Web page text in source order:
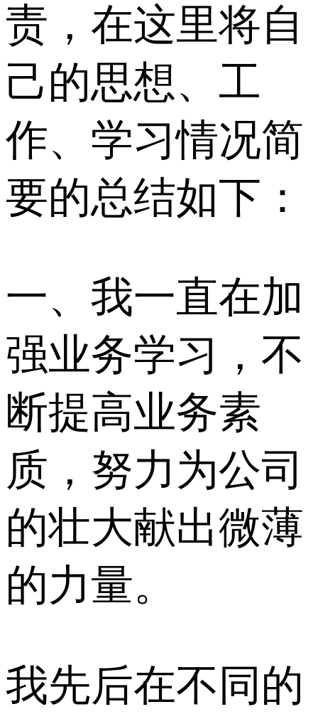
责，在这里将自
己的思想、工
作、学习情况简
要的总结如下：
一、我一直在加
强业务学习，不
断提高业务素
质，努力为公司
的壮大献出微薄
的力量。
我先后在不同的